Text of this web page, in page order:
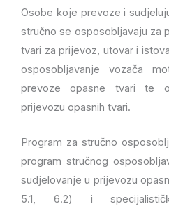
Osobe koje prevoze i
stručno se osposobljavaju za
tvari za prijevoz, utovar i
osposobljavanje vozača
prevoze opasne tvari te
prijevozu opasnih tvari.
Program za stručno
program stručnog
sudjelovanje u prijevozu
5.1, 6.2) i